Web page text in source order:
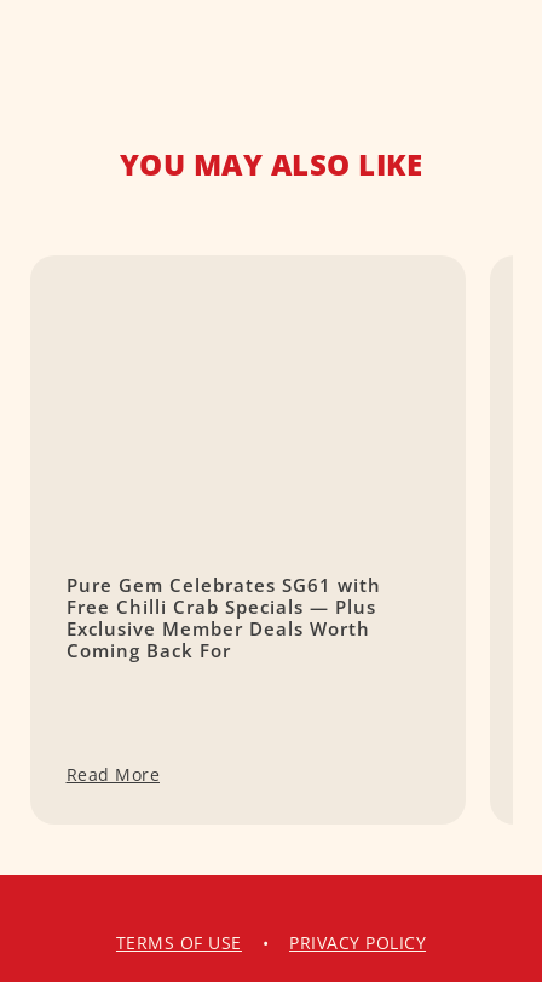
YOU MAY ALSO LIKE
Pure Gem Celebrates SG61 with
Free Chilli Crab Specials — Plus
Exclusive Member Deals Worth
Coming Back For
Read More
TERMS OF USE • PRIVACY POLICY